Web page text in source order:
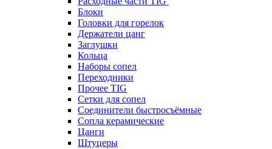
Блоки
Головки для горелок
Держатели цанг
Заглушки
Кольца
Наборы сопел
Переходники
Прочее TIG
Сетки для сопел
Соединители быстросъёмные
Сопла керамические
Цанги
Штуцеры